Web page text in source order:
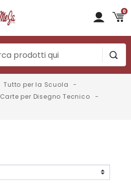
0
Tutto per la Scuola
Carte per Disegno Tecnico